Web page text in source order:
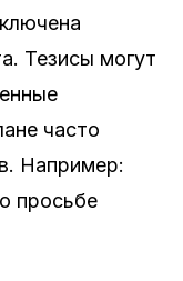
Тезисы могут
часто
Например:
просьбе